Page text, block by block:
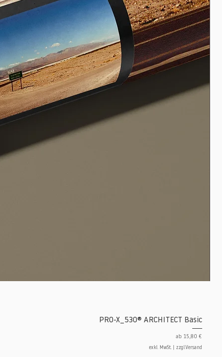
PRO-X_530® ARCHITECT Basic
ab 15,80 €
Sale-Preis
exkl. MwSt. zzgl.Versand